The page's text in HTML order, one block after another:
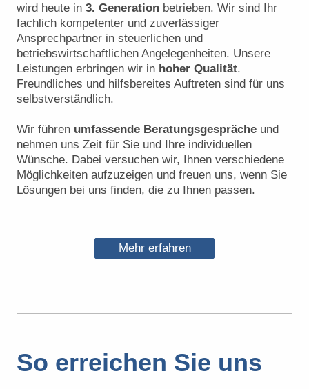
wird heute in 3. Generation betrieben. Wir sind Ihr
fachlich kompetenter und zuverlässiger
Ansprechpartner in steuerlichen und
betriebswirtschaftlichen Angelegenheiten. Unsere
Leistungen erbringen wir in hoher Qualität.
Freundliches und hilfsbereites Auftreten sind für uns
selbstverständlich.
Wir führen umfassende Beratungsgespräche und
nehmen uns Zeit für Sie und Ihre individuellen
Wünsche. Dabei versuchen wir, Ihnen verschiedene
Möglichkeiten aufzuzeigen und freuen uns, wenn Sie
Lösungen bei uns finden, die zu Ihnen passen.
Mehr erfahren
So erreichen Sie uns